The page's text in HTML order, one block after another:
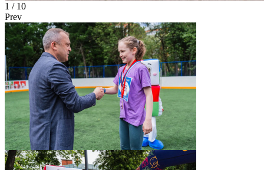
1 / 10
Prev